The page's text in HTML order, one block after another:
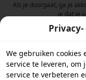
Als je doorgaat, ga je
je dat je
We gebruiken cookies
service te leveren, om
service te verbeteren